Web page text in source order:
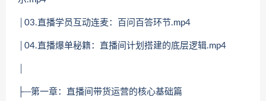
│03.直播学员互动连麦：百问百答环节.mp4
│04.直播爆单秘籍：直播间计划搭建的底层逻辑.mp4
├─第一章：直播间带货运营的核心基础篇